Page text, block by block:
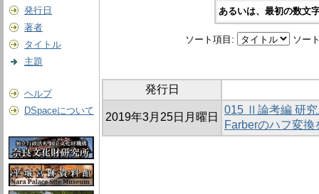
発行日
著者
タイトル
主題
ヘルプ
DSpaceについて
あるいは、最初の数文
ソート項目: ソー
発行日
2019年3月25日月曜日
015 Ⅱ論考編 研
Farberのハフ変